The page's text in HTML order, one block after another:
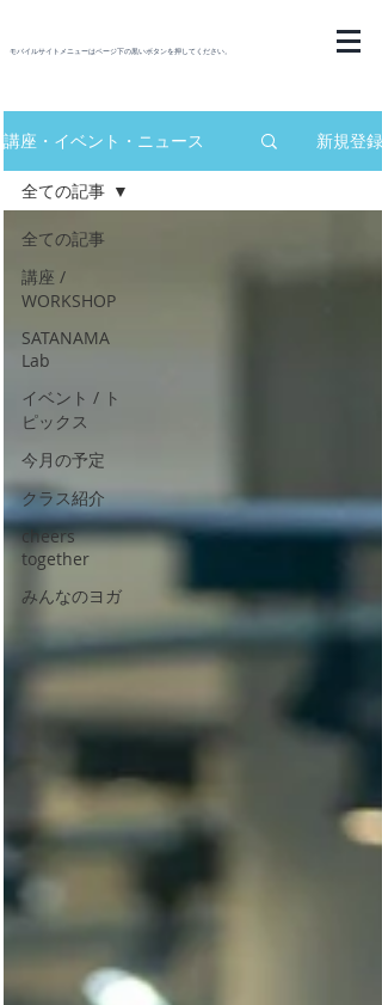
モバイルサイトメニューはページ下の黒いボタンを押してください。
講座・イベント・ニュース 新規登録
全ての記事
講座 /
WORKSHOP
SATANAMA
Lab
イベント / ト
ピックス
今月の予定
クラス紹介
cheers
together
みんなのヨガ
全ての記事